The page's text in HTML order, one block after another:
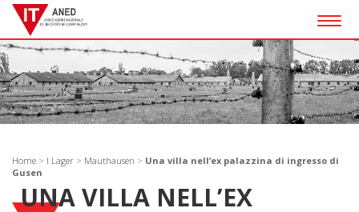
Home > I Lager > Mauthausen > Una villa nell’ex palazzina di ingresso di
Gusen
UNA VILLA NELL’EX